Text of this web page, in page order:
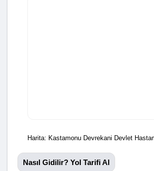
Harita: Kastamonu Devrekani Devlet
Nasıl Gidilir? Yol Tarifi Al